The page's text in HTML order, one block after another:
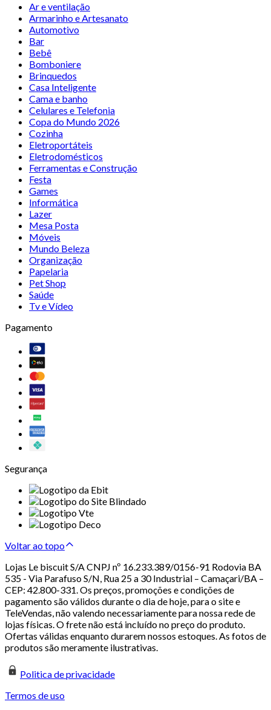
Ar e ventilação
Armarinho e Artesanato
Automotivo
Bar
Bebê
Bomboniere
Brinquedos
Casa Inteligente
Cama e banho
Celulares e Telefonia
Copa do Mundo 2026
Cozinha
Eletroportáteis
Eletrodomésticos
Ferramentas e Construção
Festa
Games
Informática
Lazer
Mesa Posta
Móveis
Mundo Beleza
Organização
Papelaria
Pet Shop
Saúde
Tv e Vídeo
Pagamento
Segurança
Voltar ao topo
Lojas Le biscuit S/A CNPJ nº 16.233.389/0156-91 Rodovia BA
535 - Via Parafuso S/N, Rua 25 a 30 Industrial – Camaçari/BA –
CEP: 42.800-331. Os preços, promoções e condições de
pagamento são válidos durante o dia de hoje, para o site e
TeleVendas, não valendo necessariamente para nossa rede de
lojas físicas. O frete não está incluído no preço do produto.
Ofertas válidas enquanto durarem nossos estoques. As fotos de
produtos são meramente ilustrativas.
Politica de privacidade
Termos de uso